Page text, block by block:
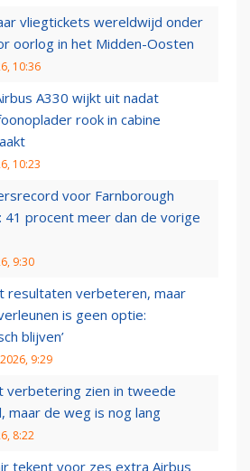
vliegtickets wereldwijd onder
oorlog in het Midden-Oosten
10:36
A330 wijkt uit nadat
rook in cabine
10:23
voor Farnborough
41 procent meer dan de vorige
9:30
resultaten verbeteren, maar
is geen optie:
blijven’
9:29
verbetering zien in tweede
maar de weg is nog lang
8:22
tekent voor zes extra Airbus